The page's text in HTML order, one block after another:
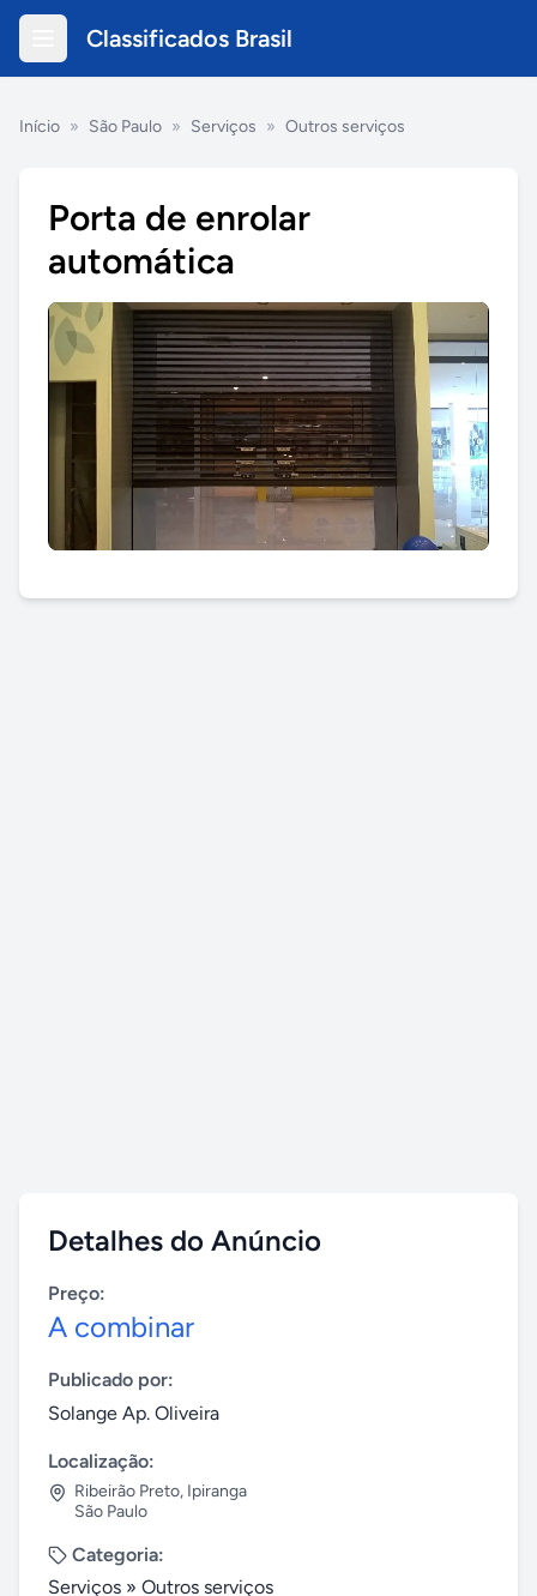
Classificados Brasil
Início » São Paulo » Serviços » Outros serviços
Porta de enrolar
automática
Detalhes do Anúncio
Preço:
A combinar
Publicado por:
Solange Ap. Oliveira
Localização:
Ribeirão Preto, Ipiranga
São Paulo
Categoria:
Serviços » Outros serviços